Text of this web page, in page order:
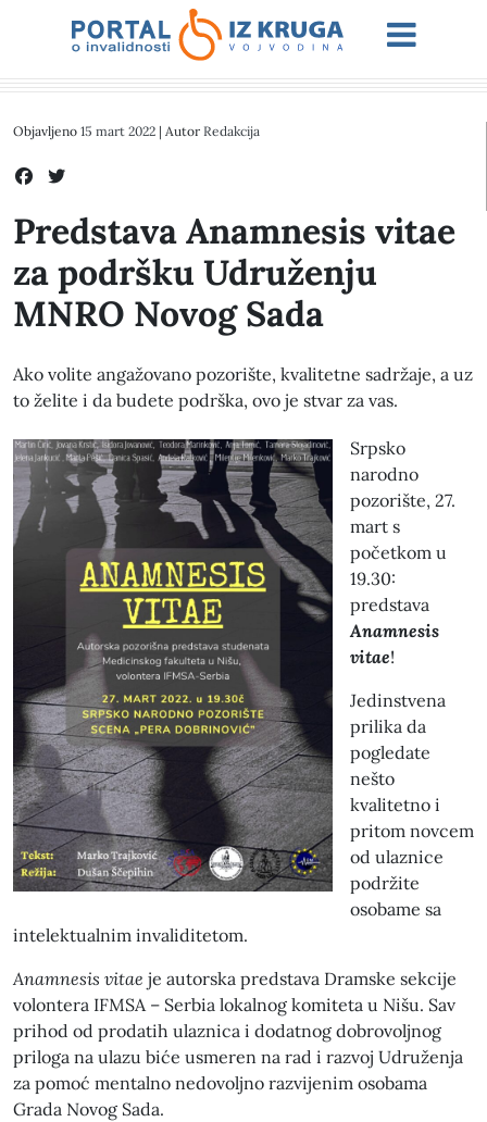
Objavljeno 15 mart 2022 | Autor Redakcija
Predstava Anamnesis vitae
za podršku Udruženju
MNRO Novog Sada
Ako volite angažovano pozorište, kvalitetne sadržaje, a uz
to želite i da budete podrška, ovo je stvar za vas.
Srpsko
narodno
pozorište, 27.
mart s
početkom u
19.30:
predstava
Anamnesis
vitae!
Jedinstvena
prilika da
pogledate
nešto
kvalitetno i
pritom novcem
od ulaznice
podržite
osobame sa
intelektualnim invaliditetom.
Anamnesis vitae je autorska predstava Dramske sekcije
volontera IFMSA – Serbia lokalnog komiteta u Nišu. Sav
prihod od prodatih ulaznica i dodatnog dobrovoljnog
priloga na ulazu biće usmeren na rad i razvoj Udruženja
za pomoć mentalno nedovoljno razvijenim osobama
Grada Novog Sada.